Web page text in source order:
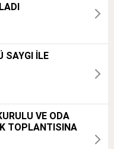
SAYGI İLE
VE ODA
TOPLANTISINA